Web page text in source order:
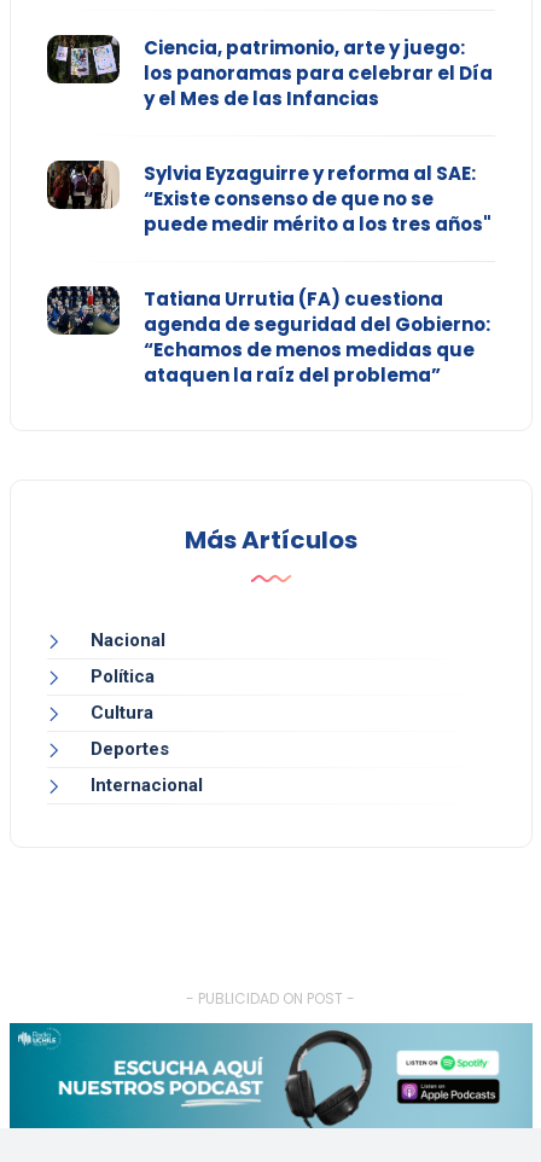
Ciencia, patrimonio, arte y juego:
los panoramas para celebrar el Día
y el Mes de las Infancias
Sylvia Eyzaguirre y reforma al SAE:
“Existe consenso de que no se
puede medir mérito a los tres años"
Tatiana Urrutia (FA) cuestiona
agenda de seguridad del Gobierno:
“Echamos de menos medidas que
ataquen la raíz del problema”
Más Artículos
Nacional
Política
Cultura
Deportes
Internacional
- PUBLICIDAD ON POST -